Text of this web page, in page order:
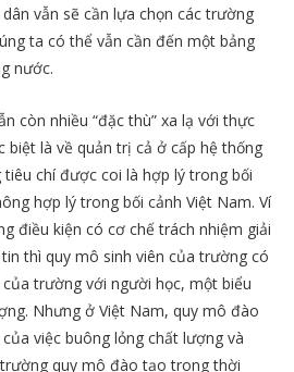
vẫn sẽ cần lựa chọn các trường
ta có thể vẫn cần đến một bảng
nước.
còn nhiều “đặc thù” xa lạ với thực
biệt là về quản trị cả ở cấp hệ thống
chí được coi là hợp lý trong bối
hợp lý trong bối cảnh Việt Nam. Ví
điều kiện có cơ chế trách nhiệm giải
thì quy mô sinh viên của trường có
trường với người học, một biểu
Nhưng ở Việt Nam, quy mô đào
việc buông lỏng chất lượng và
quy mô đào tạo trong thời